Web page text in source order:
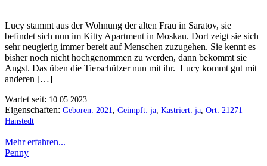
Lucy stammt aus der Wohnung der alten Frau in Saratov, sie
befindet sich nun im Kitty Apartment in Moskau. Dort zeigt sie sich
sehr neugierig immer bereit auf Menschen zuzugehen. Sie kennt es
bisher noch nicht hochgenommen zu werden, dann bekommt sie
Angst. Das üben die Tierschützer nun mit ihr. Lucy kommt gut mit
anderen […]
Wartet seit: 10.05.2023
Eigenschaften: Geboren: 2021 Geimpft: ja Kastriert: ja Ort: 21271
Hanstedt
Mehr erfahren...
Penny